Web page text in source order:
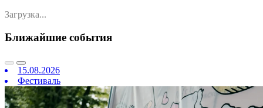
Загрузка...
Ближайшие события
15.08.2026
Фестиваль